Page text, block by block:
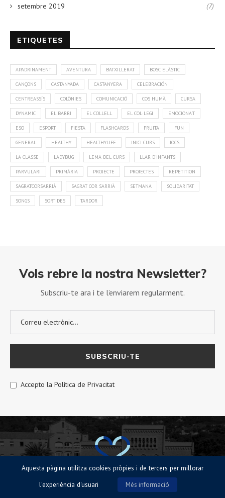
setembre 2019 (7)
ETIQUETES
APADRINAMENT AVENTURA BATXILLERAT BOSC ELÀSTIC
CANÇONS CASTANYADA CASTANYERA CELEBRACIÓN
CENTREASSÍS COLÒNIES COMUNICACIÓ COS HUMÀ CURSA
DYNAMIC EL BARRI EL COLLELL EL COL·LEGI EMOCIONA'T
ESO ESPORT FIESTA FLASHCARDS FRUITA FUN
GENERAL HEALTHY HEALTHYLIFE INICI CURS JOCS
LA CLASSE LADYBUG LEMA DEL CURS LLAR D'INFANTS
PARVULARI PRIMÀRIA PROJECTE PROJECTES REPETITION
SAGRATCORSARRIÀ SAGRAT COR SARRIÀ SETMANA SOLIDARITAT
SONGS SORTIDES TARDOR
Vols rebre la nostra Newsletter?
Subscriu-te ara i te l’enviarem regularment.
Accepto la Política de Privacitat
Avisos legals|Política de Cookies
Aquesta pàgina utilitza cookies pròpies i de tercers per millorar
l'experiència d'usuari
Més informació